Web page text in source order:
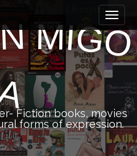
MIGO
Fiction books, movies
forms of expression.